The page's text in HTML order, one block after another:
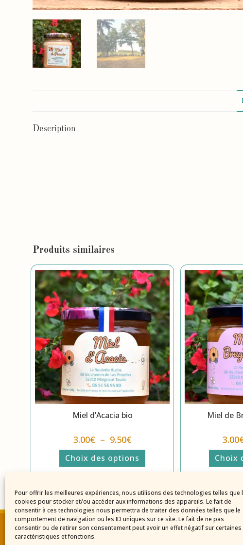
Pour offrir les meilleures expériences, nous utilisons des technologies telles que
cookies pour stocker et/ou accéder aux informations des appareils. Le fait de
consentir à ces technologies nous permettra de traiter des données telles que le
comportement de navigation ou les ID uniques sur ce site. Le fait de ne pas
consentir ou de retirer son consentement peut avoir un effet négatif sur certaines
caractéristiques et fonctions.
Description
Produits similaires
Miel d’Acacia bio
3.00€ – 9.50€
Choix des options
Miel de
3.00
Choix